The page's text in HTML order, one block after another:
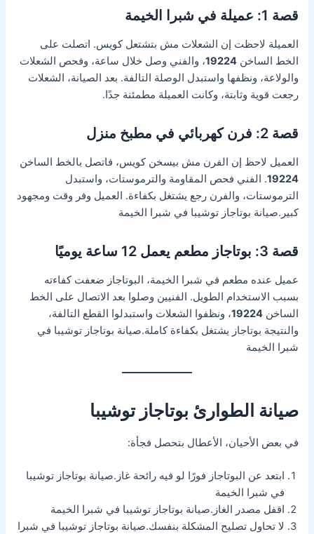
قصة 1: عميلة في شبرا الخيمة
العميلة لاحظت إن الشعلات مش بتشتعل كويس. اتصلت على
الخط الساخن19224، والفني وصل خلال ساعة، وفحص الشعلات
والولاعة، ونظفها واستبدل الوصلة التالفة. بعد الصيانة، الشعلات
رجعت قوية وثابتة، وكانت العميلة مطمئنة جدًا.
قصة 2: فرن كهربائي في مطبخ منزل
العميل لاحظ إن الفرن مش بيسخن كويس، فاتصل بالخط الساخن
19224. الفني فحص المقاومة والترموستات، واستبدل
الترموستات، والفرن رجع يشتغل بكفاءة. العميل وفر وقت ومجهود
كبير.صيانة بوتاجاز توشيبا في شبرا الخيمة
قصة 3: بوتاجاز مطعم يعمل 12 ساعة يوميًا
عميل عنده مطعم في شبرا الخيمة، البوتاجاز ضعفت كفاءته
بسبب الاستخدام الطويل. الفنيين وصلوا بعد الاتصال على الخط
الساخن19224، ونظفوا الشعلات واستبدلوا القطع التالفة،
والنتيجة بوتاجاز يشتغل بكفاءة كاملة.صيانة بوتاجاز توشيبا في
شبرا الخيمة
صيانة الطوارئ بوتاجاز توشيبا
في بعض الأحيان، الأعطال بتحصل فجأة:
ابتعد عن البوتاجاز فورًا لو فيه رائحة غاز.صيانة بوتاجاز توشيبا
في شبرا الخيمة
اقفل مصدر الغاز.صيانة بوتاجاز توشيبا في شبرا الخيمة
لا تحاول تصليح المشكلة بنفسك.صيانة بوتاجاز توشيبا في شبرا